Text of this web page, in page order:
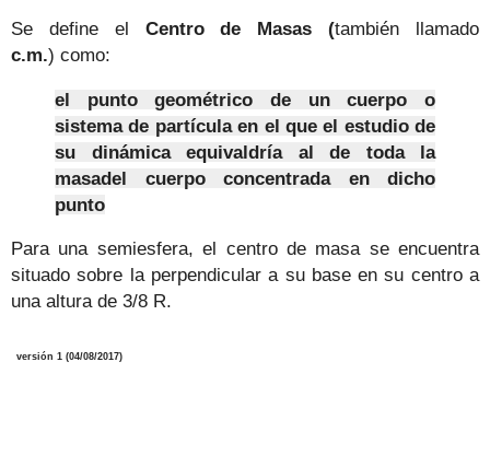
Se define el Centro de Masas (también llamado
c.m.) como:
el punto geométrico de un cuerpo o
sistema de partícula en el que el estudio de
su dinámica equivaldría al de toda la
masadel cuerpo concentrada en dicho
punto
Para una semiesfera, el centro de masa se encuentra
situado sobre la perpendicular a su base en su centro a
una altura de 3/8 R.
versión 1 (04/08/2017)